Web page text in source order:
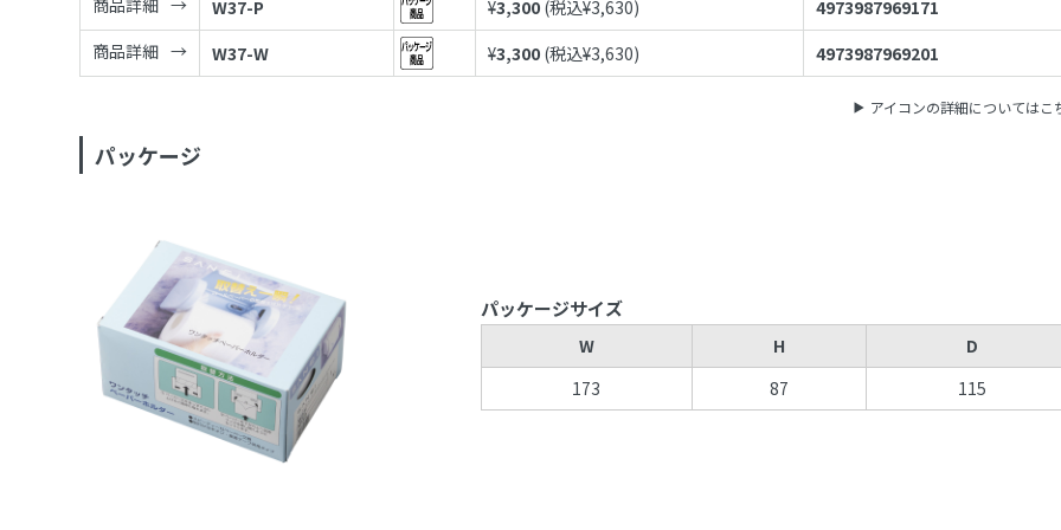
商品詳細 W37-P ¥3,300 (税込¥3,630)
4973987969171
商品詳細
W37-W ¥3,300 (税込¥3,630) 4973987969201
アイコンの詳細についてはこ
パッケージ
パッケージサイズ
W H
D
173
87 115